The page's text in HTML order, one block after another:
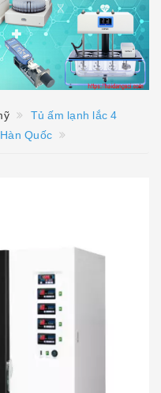
Tủ ấm lạnh lắc 4
Quốc